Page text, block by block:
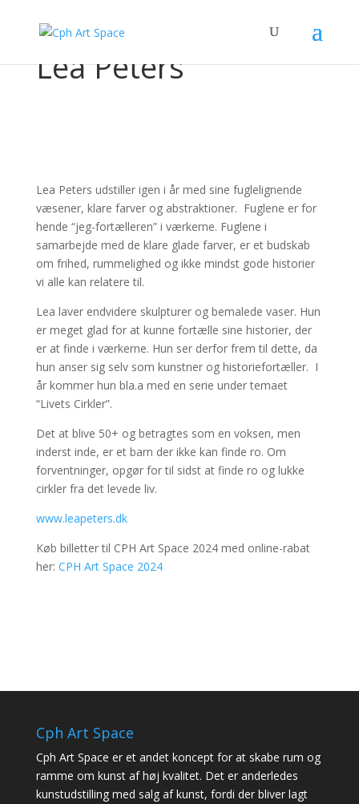
Lea Peters
Lea Peters udstiller igen i år med sine fuglelignende
væsener, klare farver og abstraktioner. Fuglene er for
hende “jeg-fortælleren” i værkerne. Fuglene i
samarbejde med de klare glade farver, er et budskab
om frihed, rummelighed og ikke mindst gode historier
vi alle kan relatere til.
Lea laver endvidere skulpturer og bemalede vaser. Hun
er meget glad for at kunne fortælle sine historier, der
er at finde i værkerne. Hun ser derfor frem til dette, da
hun anser sig selv som kunstner og historiefortæller. I
år kommer hun bla.a med en serie under temaet
“Livets Cirkler”.
Det at blive 50+ og betragtes som en voksen, men
inderst inde, er et barn der ikke kan finde ro. Om
forventninger, opgør for til sidst at finde ro og lukke
cirkler fra det levede liv.
www.leapeters.dk
Køb billetter til CPH Art Space 2024 med online-rabat
her: CPH Art Space 2024
Cph Art Space
Cph Art Space er et andet koncept for at skabe rum og
ramme om kunst af høj kvalitet. Det er anderledes
kunstudstilling med salg af kunst, fordi der bliver lagt